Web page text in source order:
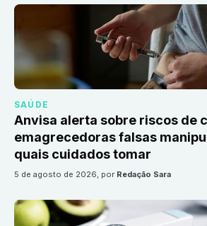
SAÚDE
Anvisa alerta sobre riscos de
emagrecedoras falsas
quais cuidados tomar
5 de agosto de 2026, por Redação Sara